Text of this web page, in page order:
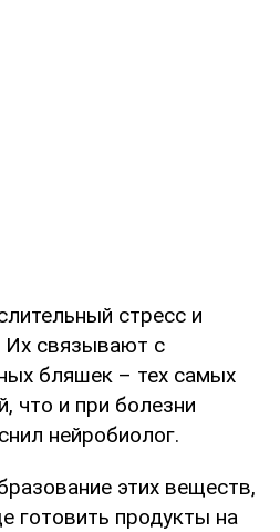
стресс и
Их связывают с
бляшек – тех самых
что и при болезни
нейробиолог.
этих веществ,
готовить продукты на